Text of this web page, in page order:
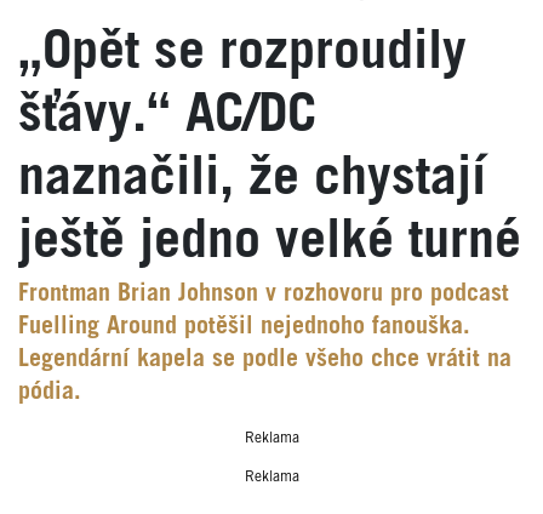
„Opět se rozproudily
šťávy.“ AC/DC
naznačili, že chystají
ještě jedno velké turné
Frontman Brian Johnson v rozhovoru pro podcast
Fuelling Around potěšil nejednoho fanouška.
Legendární kapela se podle všeho chce vrátit na
pódia.
Reklama
Reklama